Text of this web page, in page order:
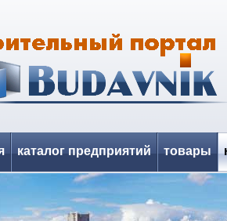
каталог предприятий товары